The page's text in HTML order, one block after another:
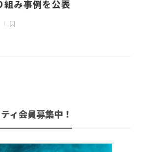
組み事例を公表
ィ会員募集中！